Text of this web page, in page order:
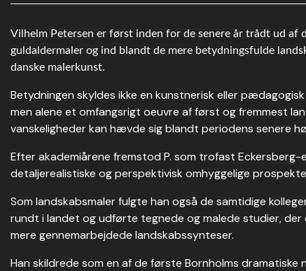
Vilhelm Petersen er først inden for de senere år trådt ud af
guldaldermaler og ind blandt de mere betydningsfulde
danske malerkunst.
Betydningen skyldes ikke en kunstnerisk eller
men alene et omfangsrigt oeuvre af først og fremmest
vanskeligheder kan hævde sig blandt periodens senere
Efter akademiårene fremstod P. som trofast Eckersberg-
detaljerealistiske og perspektivisk omhyggelige
Som landskabsmaler fulgte han også de samtidige
rundt i landet og udførte tegnede og malede studier,
mere gennemarbejdede landskabssynteser.
Han skildrede som en af de første Bornholms dramatiske